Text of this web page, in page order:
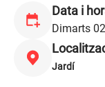
Data i
Dimarts
Jardí